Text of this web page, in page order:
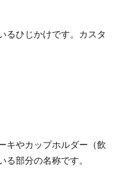
るひじかけです。カスタ
キやカップホルダー（飲
る部分の名称です。